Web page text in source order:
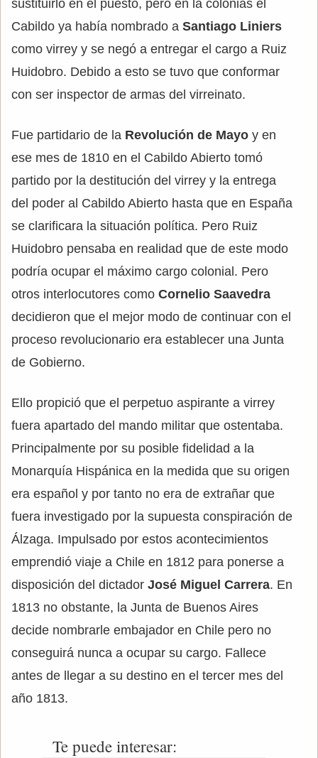
sustituirlo en el puesto, pero en la colonias el
Cabildo ya había nombrado a Santiago Liniers
como virrey y se negó a entregar el cargo a Ruiz
Huidobro. Debido a esto se tuvo que conformar
con ser inspector de armas del virreinato.
Fue partidario de la Revolución de Mayo y en
ese mes de 1810 en el Cabildo Abierto tomó
partido por la destitución del virrey y la entrega
del poder al Cabildo Abierto hasta que en España
se clarificara la situación política. Pero Ruiz
Huidobro pensaba en realidad que de este modo
podría ocupar el máximo cargo colonial. Pero
otros interlocutores como Cornelio Saavedra
decidieron que el mejor modo de continuar con el
proceso revolucionario era establecer una Junta
de Gobierno.
Ello propició que el perpetuo aspirante a virrey
fuera apartado del mando militar que ostentaba.
Principalmente por su posible fidelidad a la
Monarquía Hispánica en la medida que su origen
era español y por tanto no era de extrañar que
fuera investigado por la supuesta conspiración de
Álzaga. Impulsado por estos acontecimientos
emprendió viaje a Chile en 1812 para ponerse a
disposición del dictador José Miguel Carrera. En
1813 no obstante, la Junta de Buenos Aires
decide nombrarle embajador en Chile pero no
conseguirá nunca a ocupar su cargo. Fallece
antes de llegar a su destino en el tercer mes del
año 1813.
Te puede interesar: